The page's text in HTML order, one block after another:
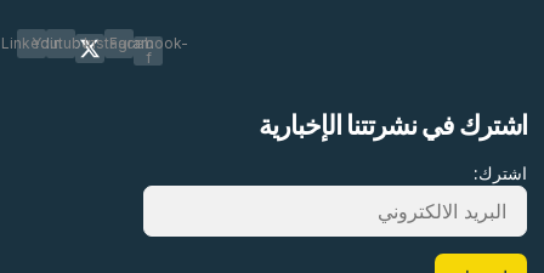
Facebook-
f
Instagram
Youtube
Linkedin
اشترك في نشرتتنا الإخبارية
اشترك: